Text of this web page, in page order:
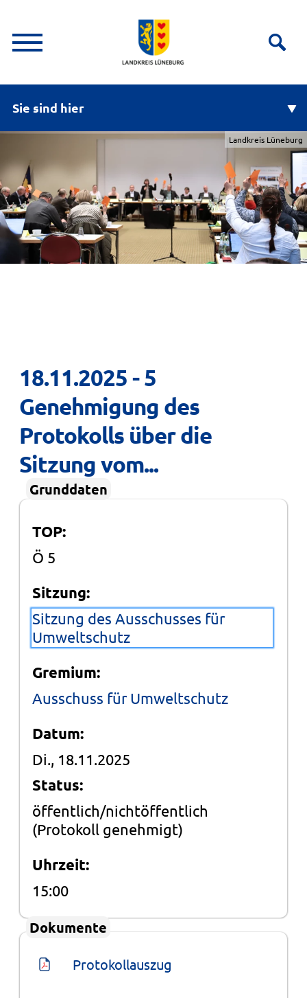
Sie sind hier
Landkreis Lüneburg
18.11.2025 - 5
Genehmigung des
Protokolls über die
Sitzung vom...
Grunddaten
TOP:
Ö 5
Sitzung:
Sitzung des Ausschusses für
Umweltschutz
Gremium:
Ausschuss für Umweltschutz
Datum:
Di., 18.11.2025
Status:
öffentlich/nichtöffentlich
(Protokoll genehmigt)
Uhrzeit:
15:00
Dokumente
Protokollauszug